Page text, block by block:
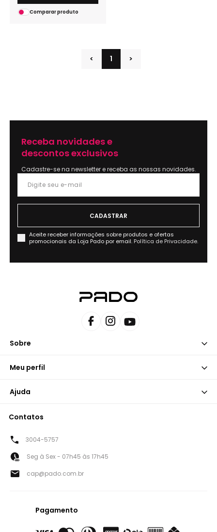
Comparar produto
< 1 >
Receba novidades e
descontos exclusivos
Cadastre-se na newsletter e receba as nossas novidades.
Aceite receber informações sobre produtos e ofertas
promocionais da Loja Pado por email. Política de Privacidade.
Sobre
Meu perfil
Ajuda
Contatos
3004-5757
Seg à Sex - 07h45 às 17h45
cap@pado.com.br
Pagamento